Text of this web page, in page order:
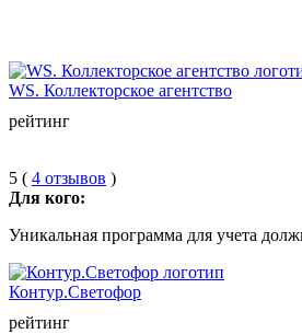
WS. Коллекторское агентство
рейтинг
5 ( 4 отзывов )
Для кого:
Уникальная программа для учета
Контур.Светофор
рейтинг